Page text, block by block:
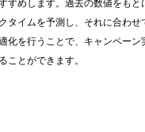
すめします。過去の数値をもと
タイムを予測し、それに合わせ
化を行うことで、キャンペーン
ことができます。